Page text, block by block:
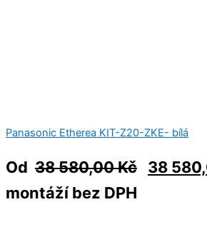
Panasonic Etherea KIT-Z20-ZKE- bílá
Od 38 580,00Kč 38
montáží bez DPH